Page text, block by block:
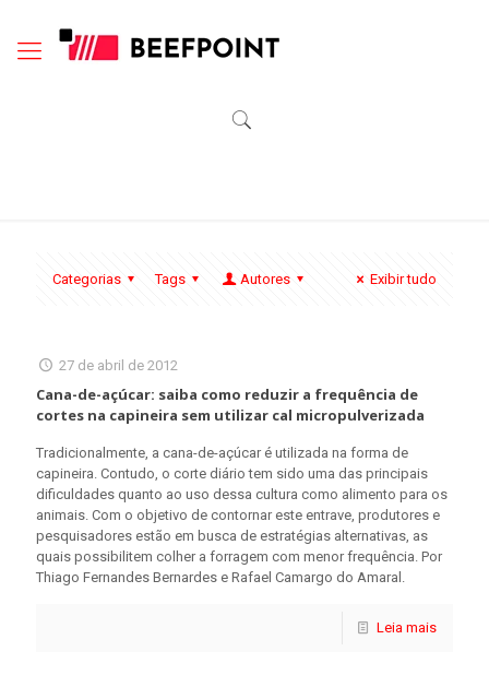
Categorias Tags Autores Exibir tudo
27 de abril de 2012
Cana-de-açúcar: saiba como reduzir a frequência de
cortes na capineira sem utilizar cal micropulverizada
Tradicionalmente, a cana-de-açúcar é utilizada na forma de
capineira. Contudo, o corte diário tem sido uma das principais
dificuldades quanto ao uso dessa cultura como alimento para os
animais. Com o objetivo de contornar este entrave, produtores e
pesquisadores estão em busca de estratégias alternativas, as
quais possibilitem colher a forragem com menor frequência. Por
Thiago Fernandes Bernardes e Rafael Camargo do Amaral.
Leia mais